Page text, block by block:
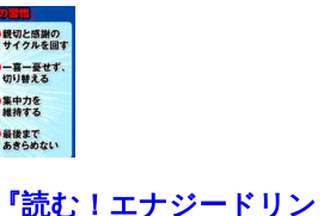
読む！エナジードリン